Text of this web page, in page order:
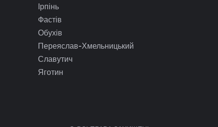
Ірпінь
Фастів
Обухів
Переяслав-Хмельницький
Славутич
Яготин